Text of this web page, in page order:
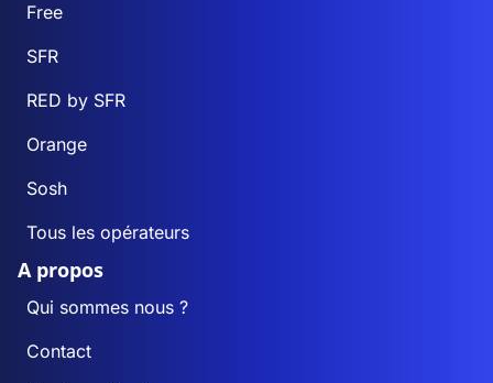
Free
SFR
RED by SFR
Orange
Sosh
Tous les opérateurs
A propos
Qui sommes nous ?
Contact